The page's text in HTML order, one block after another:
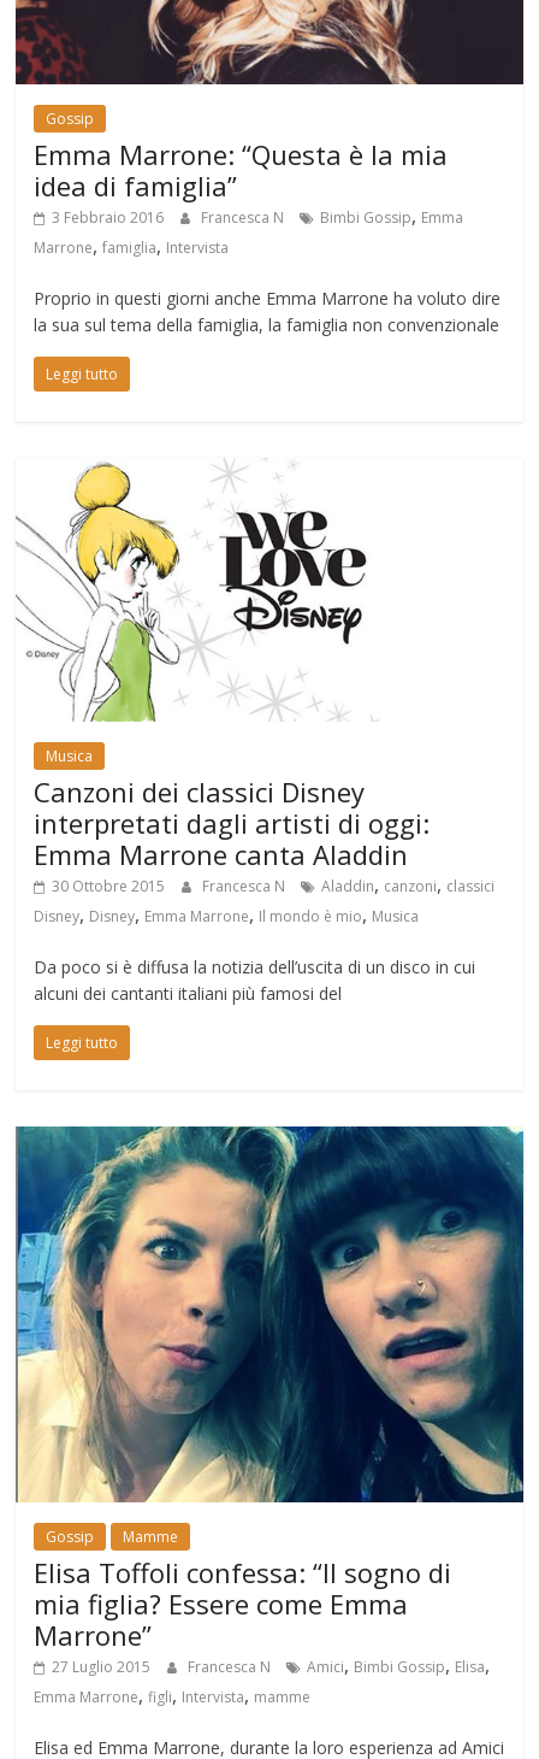
Gossip
Emma Marrone: “Questa è la mia
idea di famiglia”
3 Febbraio 2016 Francesca N Bimbi Gossip, Emma
Marrone,famiglia, Intervista
Proprio in questi giorni anche Emma Marrone ha voluto dire
la sua sul tema della famiglia, la famiglia non convenzionale
Leggi tutto
Musica
Canzoni dei classici Disney
interpretati dagli artisti di oggi:
Emma Marrone canta Aladdin
30 Ottobre 2015 Francesca N Aladdin, canzoni, classici
Disney, Disney, Emma Marrone, Il mondo è mio, Musica
Da poco si è diffusa la notizia dell’uscita di un disco in cui
alcuni dei cantanti italiani più famosi del
Leggi tutto
Gossip Mamme
Elisa Toffoli confessa: “Il sogno di
mia figlia? Essere come Emma
Marrone”
27 Luglio 2015 Francesca N Amici, Bimbi Gossip, Elisa,
Emma Marrone,figli, Intervista, mamme
Elisa ed Emma Marrone, durante la loro esperienza ad Amici